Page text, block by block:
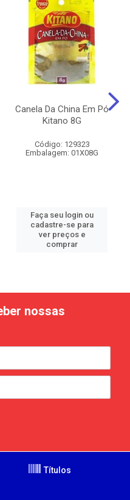
Canela Da China Em Pó
Kitano 8G
Código: 129323
Embalagem: 01X08G
Faça seu login ou
cadastre-se para
ver preços e
comprar
nossas
Títulos